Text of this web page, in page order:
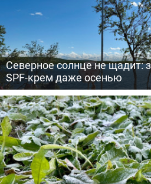
Северное солнце не щадит:
SPF-крем даже осенью